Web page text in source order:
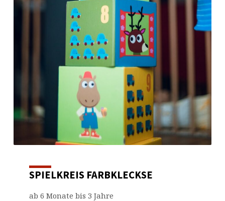
SPIELKREIS FARBKLECKSE
ab 6 Monate bis 3 Jahre